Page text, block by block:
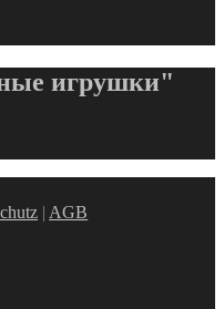
игрушки"
| AGB